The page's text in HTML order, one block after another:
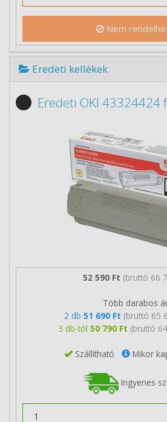
Nem
Eredeti kellékek
Eredeti OKI 43324424
52 590 Ft (bruttó 66
Több darabos
2 db 51 690 Ft (bruttó 65
3 db-tól 50 790 Ft (bruttó
Szállítható Mikor
Ingyenes